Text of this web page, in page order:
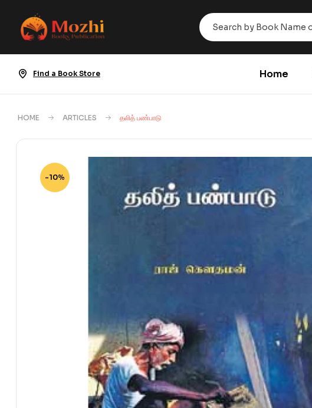
Find a Book Store Home
HOME ARTICLES தலித் பண்பாடு
-10%